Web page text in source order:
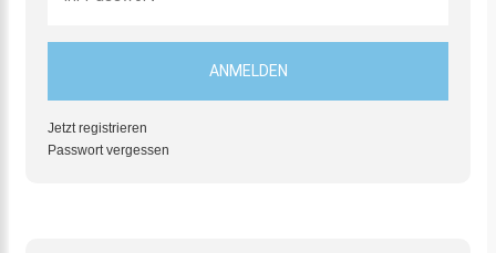
Jetzt registrieren
Passwort vergessen